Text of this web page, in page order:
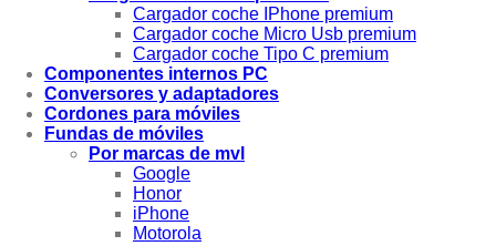
Cargador coche IPhone premium
Cargador coche Micro Usb premium
Cargador coche Tipo C premium
Componentes internos PC
Conversores y adaptadores
Cordones para móviles
Fundas de móviles
Por marcas de mvl
Google
Honor
iPhone
Motorola